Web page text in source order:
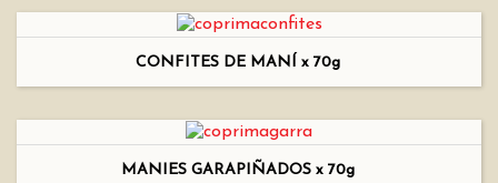
CONFITES DE MANÍ x 70g
MANIES GARAPIÑADOS x 70g